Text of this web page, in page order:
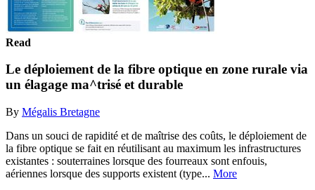
Read
Le déploiement de la fibre optique en zone rurale via
un élagage ma^trisé et durable
By Mégalis Bretagne
Dans un souci de rapidité et de maîtrise des coûts, le déploiement de
la fibre optique se fait en réutilisant au maximum les infrastructures
existantes : souterraines lorsque des fourreaux sont enfouis,
aériennes lorsque des supports existent (type... More